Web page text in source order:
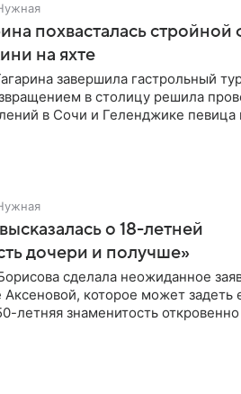
похвасталась стройной
на яхте
завершила гастрольный
в столицу решила
в Сочи и Геленджике певица
о 18-летней
дочери и получше»
сделала неожиданное
которое может задеть
летняя знаменитость откровенно